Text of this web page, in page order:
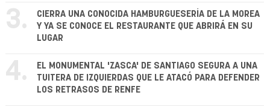
3.
CIERRA UNA CONOCIDA HAMBURGUESERÍA DE LA MOREA
Y YA SE CONOCE EL RESTAURANTE QUE ABRIRÁ EN SU
LUGAR
4.
EL MONUMENTAL 'ZASCA' DE SANTIAGO SEGURA A UNA
TUITERA DE IZQUIERDAS QUE LE ATACÓ PARA DEFENDER
LOS RETRASOS DE RENFE